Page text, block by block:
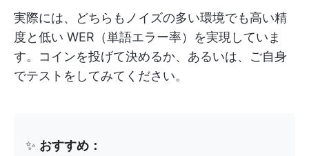
実際には、どちらもノイズの多い環境でも高い精
度と低い WER（単語エラー率）を実現していま
す。コインを投げて決めるか、あるいは、ご自身
でテストをしてみてください。
✨ おすすめ：